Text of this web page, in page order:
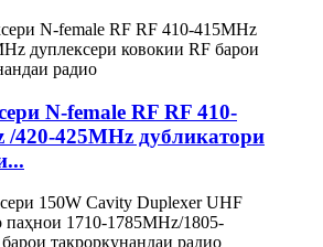
N-female RF RF 410-
/420-425MHz дубликатори